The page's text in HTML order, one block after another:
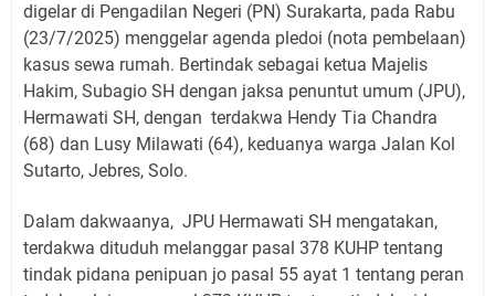
digelar di Pengadilan Negeri (PN) Surakarta, pada Rabu
(23/7/2025) menggelar agenda pledoi (nota pembelaan)
kasus sewa rumah. Bertindak sebagai ketua Majelis
Hakim, Subagio SH dengan jaksa penuntut umum (JPU),
Hermawati SH, dengan terdakwa Hendy Tia Chandra
(68) dan Lusy Milawati (64), keduanya warga Jalan Kol
Sutarto, Jebres, Solo.
Dalam dakwaanya, JPU Hermawati SH mengatakan,
terdakwa dituduh melanggar pasal 378 KUHP tentang
tindak pidana penipuan jo pasal 55 ayat 1 tentang peran